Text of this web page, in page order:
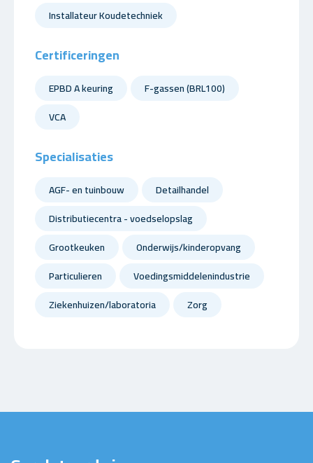
Installateur Koudetechniek
Certificeringen
EPBD A keuring
F-gassen (BRL100)
VCA
Specialisaties
AGF- en tuinbouw
Detailhandel
Distributiecentra - voedselopslag
Grootkeuken
Onderwijs/kinderopvang
Particulieren
Voedingsmiddelenindustrie
Ziekenhuizen/laboratoria
Zorg